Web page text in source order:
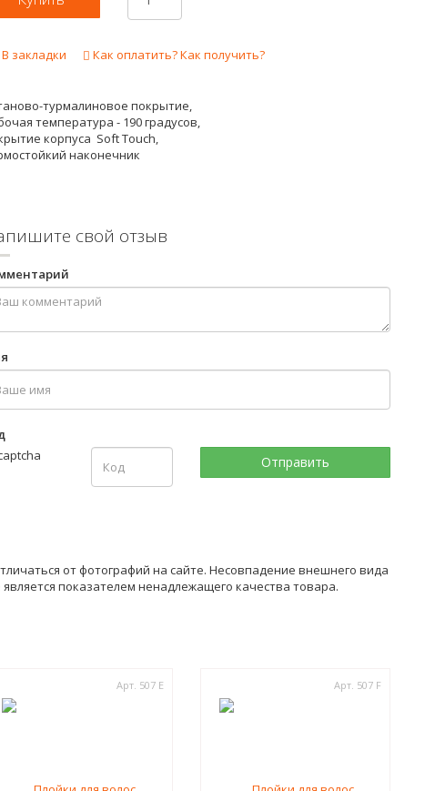
В закладки Как оплатить? Как получить?
турмалиновое покрытие,
температура - 190 градусов,
корпуса Soft Touch,
наконечник
свой отзыв
от фотографий на сайте. Несовпадение внешнего вида
показателем ненадлежащего качества товара.
Арт. 507 Е Арт. 507 F